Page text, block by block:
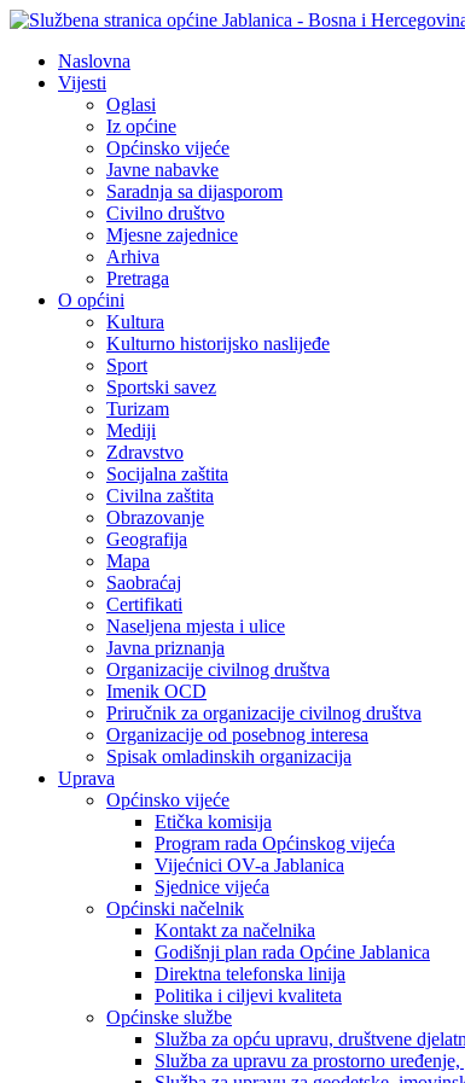
Naslovna
Vijesti
Oglasi
Iz općine
Općinsko vijeće
Javne nabavke
Saradnja sa dijasporom
Civilno društvo
Mjesne zajednice
Arhiva
Pretraga
O općini
Kultura
Kulturno historijsko naslijeđe
Sport
Sportski savez
Turizam
Mediji
Zdravstvo
Socijalna zaštita
Civilna zaštita
Obrazovanje
Geografija
Mapa
Saobraćaj
Certifikati
Naseljena mjesta i ulice
Javna priznanja
Organizacije civilnog društva
Imenik OCD
Priručnik za organizacije civilnog društva
Organizacije od posebnog interesa
Spisak omladinskih organizacija
Uprava
Općinsko vijeće
Etička komisija
Program rada Općinskog vijeća
Vijećnici OV-a Jablanica
Sjednice vijeća
Općinski načelnik
Kontakt za načelnika
Godišnji plan rada Općine Jablanica
Direktna telefonska linija
Politika i ciljevi kvaliteta
Općinske službe
Služba za opću upravu, društvene
Služba za upravu za prostorno